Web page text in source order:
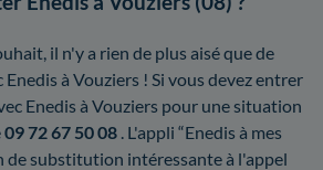
il n'y a rien de plus aisé que de
à Vouziers ! Si vous devez entrer
Enedis à Vouziers pour une situation
09 72 67 50 08 . L'appli “Enedis à mes
de substitution intéressante à l'appel